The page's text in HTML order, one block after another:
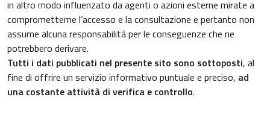
in altro modo influenzato da agenti o azioni esterne mirate a
comprometterne l’accesso e la consultazione e pertanto non
assume alcuna responsabilità per le conseguenze che ne
potrebbero derivare.
Tutti i dati pubblicati nel presente sito sono sottoposti, al
fine di offrire un servizio informativo puntuale e preciso, ad
una costante attività di verifica e controllo.